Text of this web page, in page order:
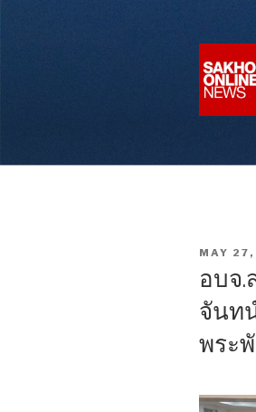
POSTED
MAY
อบจ.
จันท
พระ